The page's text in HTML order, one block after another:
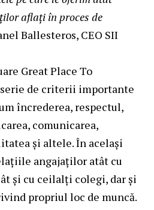
aflați în proces de
Ballesteros, CEO SII
Great Place To
serie de criterii importante
încrederea, respectul,
comunicarea,
și altele. În același
angajaților atât cu
și cu ceilalți colegi, dar și
propriul loc de muncă.